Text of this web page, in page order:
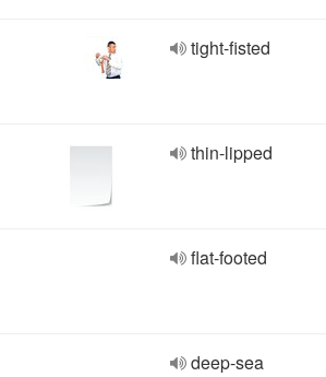
tight-fisted
thin-lipped
flat-footed
deep-sea